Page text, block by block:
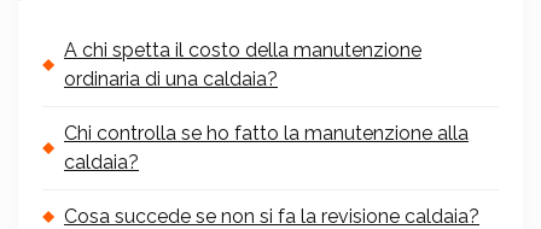
A chi spetta il costo della manutenzione
ordinaria di una caldaia?
Chi controlla se ho fatto la manutenzione alla
caldaia?
Cosa succede se non si fa la revisione caldaia?